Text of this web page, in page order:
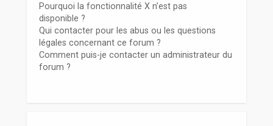
Pourquoi la fonctionnalité X n’est pas
disponible ?
Qui contacter pour les abus ou les questions
légales concernant ce forum ?
Comment puis-je contacter un administrateur du
forum ?